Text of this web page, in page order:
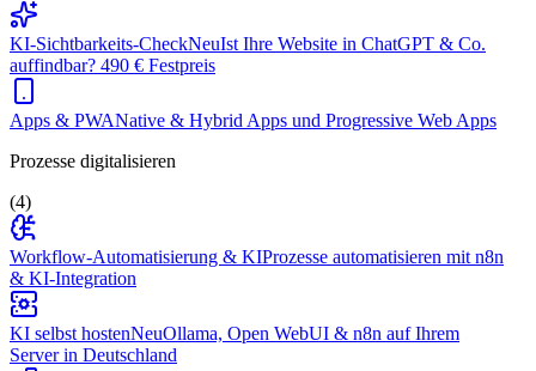
KI-Sichtbarkeits-CheckNeuIst Ihre Website in ChatGPT & Co.
auffindbar? 490 € Festpreis
Apps & PWANative & Hybrid Apps und Progressive Web Apps
Prozesse digitalisieren
(4)
Workflow-Automatisierung & KIProzesse automatisieren mit n8n
& KI-Integration
KI selbst hostenNeuOllama, Open WebUI & n8n auf Ihrem
Server in Deutschland